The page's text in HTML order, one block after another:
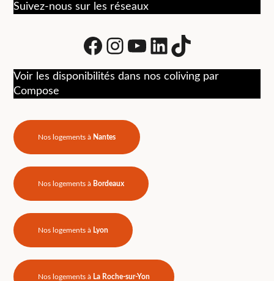
Suivez-nous sur les réseaux
Facebook
Instagram
Youtube
LinkedIn
tiktok
Voir les disponibilités dans nos coliving par
Compose
Nos logements à Nantes
Nos logements à Bordeaux
Nos logements à Lyon
Nos logements à La Roche-sur-Yon